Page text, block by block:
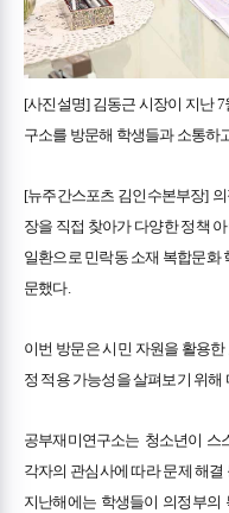
[사진설명] 김동근 시장이 지난 7
구소를 방문해 학생들과 소통하
[뉴주간스포츠 김인수본부장]
장을 직접 찾아가 다양한 정책
일환으로 민락동 소재 복합문화
문했다.
이번 방문은 시민 자원을 활용
정 적용 가능성을 살펴보기 위해
공부재미연구소는 청소년이
각자의 관심사에 따라 문제 해
지난해에는 학생들이 의정부